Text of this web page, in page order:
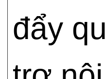
đẩy